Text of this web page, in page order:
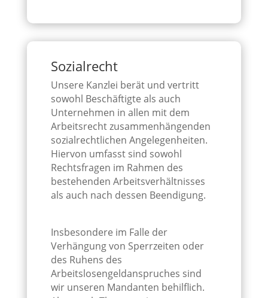
Sozialrecht
Unsere Kanzlei berät und vertritt
sowohl Beschäftigte als auch
Unternehmen in allen mit dem
Arbeitsrecht zusammenhängenden
sozialrechtlichen Angelegenheiten.
Hiervon umfasst sind sowohl
Rechtsfragen im Rahmen des
bestehenden Arbeitsverhältnisses
als auch nach dessen Beendigung.
Insbesondere im Falle der
Verhängung von Sperrzeiten oder
des Ruhens des
Arbeitslosengeldanspruches sind
wir unseren Mandanten behilflich.